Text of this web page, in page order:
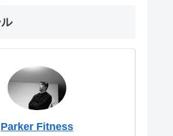
Parker Fitness